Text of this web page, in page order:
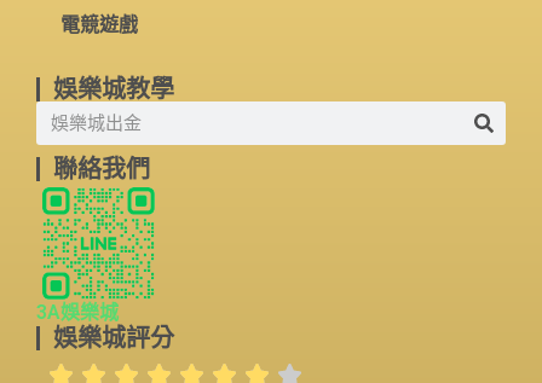
電競遊戲
娛樂城教學
聯絡我們
3A娛樂城
娛樂城評分